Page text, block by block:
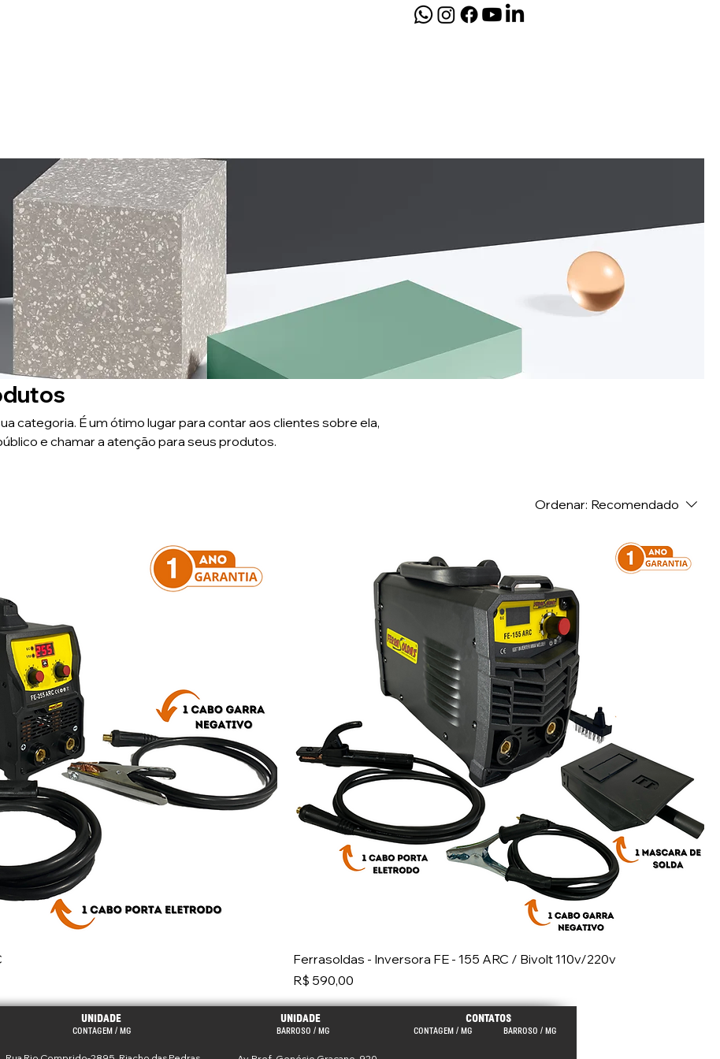
categoria. É um ótimo lugar para contar aos clientes sobre ela,
e chamar a atenção para seus produtos.
Ordenar: Recomendado
Ferrasoldas - Inversora FE - 155 ARC / Bivolt 110v/220v
Preço
R$ 590,00
UNIDADE
CONTAGEM / MG
UNIDADE
BARROSO / MG
CONTATOS
CONTAGEM / MG BARROSO / MG